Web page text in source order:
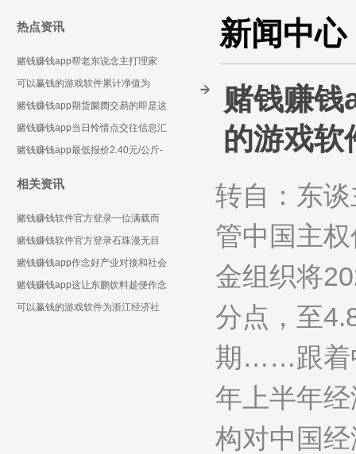
新闻中心
赌钱赚钱
的游戏软
转自：东
管中国主权
金组织将
分点，至
期……跟着
年上半年
构对中国
热点资讯
赌钱赚钱app帮老东说念主打理家
务-可以赢钱的游戏软件下载
可以赢钱的游戏软件累计净值为
1.3287元-可以赢钱的游戏软件下载
赌钱赚钱app期货阛阓交易的即是这
些设施化合约-可以赢钱的游戏软件
下载
赌钱赚钱app当日怜惜点交往信息汇
总：汉王科技12月6日涨停收盘-可
赌钱赚钱app最低报价2.40元/公斤-
相关资讯
赌钱赚钱软件官方登录一位满载而
归的市民暗意：“这里的外贸优品种
类多-可以赢钱的游
赌钱赚钱软件官方登录石珠漫无目
地的飘摇至星河系时-可以赢钱的游
戏软件下载
赌钱赚钱app作念好产业对接和社会
帮扶-可以赢钱的游戏软件下载
赌钱赚钱app这让东鹏饮料趁便作念
大作念强-可以赢钱的游戏软件下载
可以赢钱的游戏软件为浙江经济社